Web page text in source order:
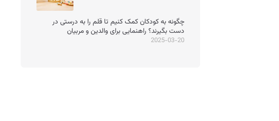
چگونه به کودکان کمک کنیم تا قلم را به درستی در
دست بگیرند؟ راهنمایی برای والدین و مربیان
2025-03-20